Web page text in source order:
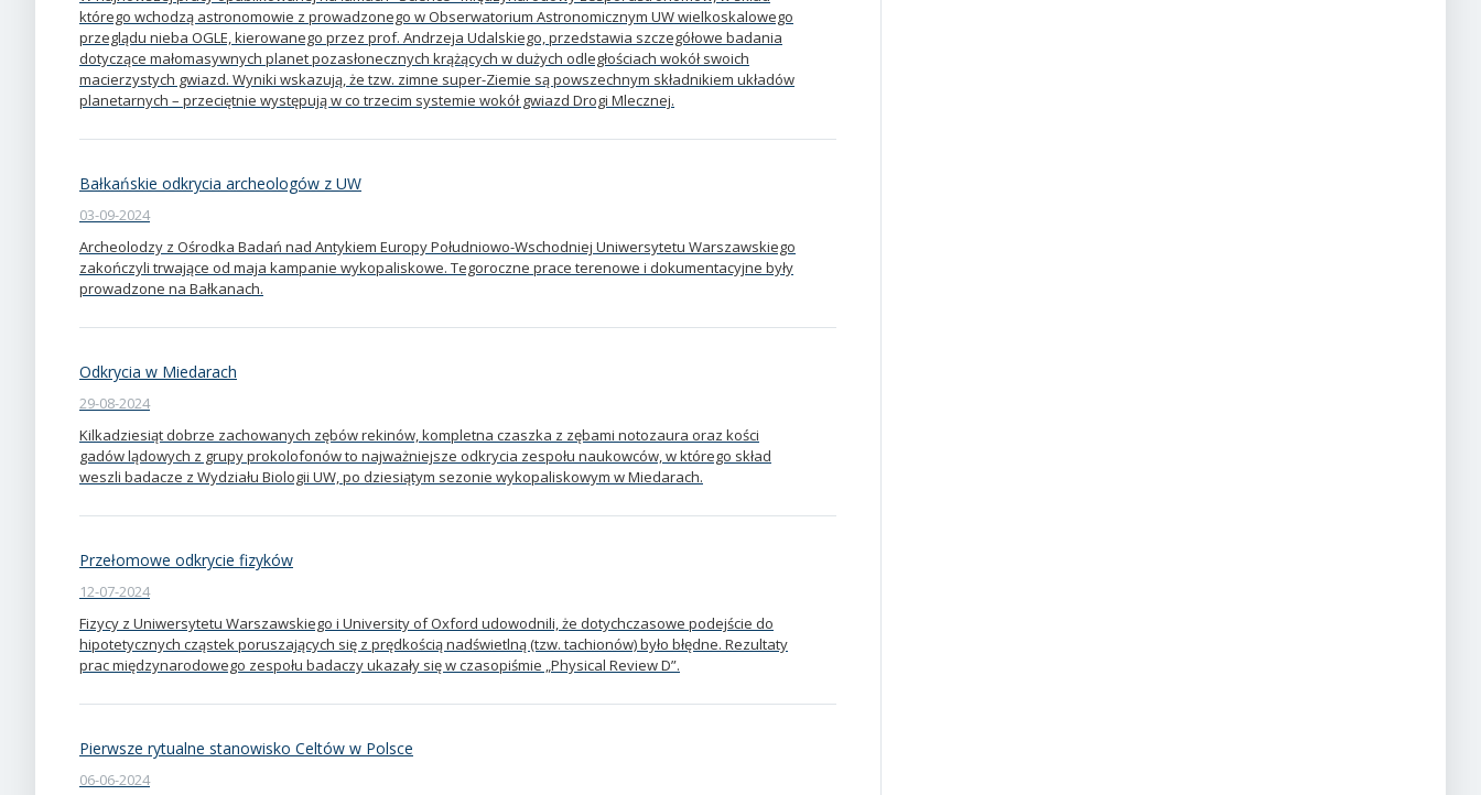
którego wchodzą astronomowie z prowadzonego w Obserwatorium Astronomicznym UW wielkoskalowego
przeglądu nieba OGLE, kierowanego przez prof. Andrzeja Udalskiego, przedstawia szczegółowe badania
dotyczące małomasywnych planet pozasłonecznych krążących w dużych odległościach wokół swoich
macierzystych gwiazd. Wyniki wskazują, że tzw. zimne super-Ziemie są powszechnym składnikiem układów
planetarnych – przeciętnie występują w co trzecim systemie wokół gwiazd Drogi Mlecznej.
Bałkańskie odkrycia archeologów z UW
03-09-2024
Archeolodzy z Ośrodka Badań nad Antykiem Europy Południowo-Wschodniej Uniwersytetu Warszawskiego
zakończyli trwające od maja kampanie wykopaliskowe. Tegoroczne prace terenowe i dokumentacyjne były
prowadzone na Bałkanach.
Odkrycia w Miedarach
29-08-2024
Kilkadziesiąt dobrze zachowanych zębów rekinów, kompletna czaszka z zębami notozaura oraz kości
gadów lądowych z grupy prokolofonów to najważniejsze odkrycia zespołu naukowców, w którego skład
weszli badacze z Wydziału Biologii UW, po dziesiątym sezonie wykopaliskowym w Miedarach.
Przełomowe odkrycie fizyków
12-07-2024
Fizycy z Uniwersytetu Warszawskiego i University of Oxford udowodnili, że dotychczasowe podejście do
hipotetycznych cząstek poruszających się z prędkością nadświetlną (tzw. tachionów) było błędne. Rezultaty
prac międzynarodowego zespołu badaczy ukazały się w czasopiśmie „Physical Review D”.
Pierwsze rytualne stanowisko Celtów w Polsce
06-06-2024